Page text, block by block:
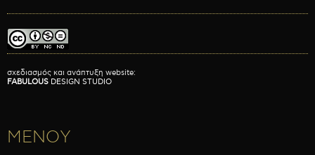
σχεδιασμός και ανάπτυξη website:
FABULOUS DESIGN STUDIO
ΜΕΝΟΥ